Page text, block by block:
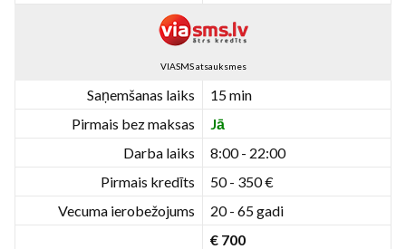
VIASMS atsauksmes
Saņemšanas laiks
15 min
Pirmais bez maksas
Jā
Darba laiks
8:00 - 22:00
Pirmais kredīts
50 - 350 €
Vecuma ierobežojums
20 - 65 gadi
€ 700